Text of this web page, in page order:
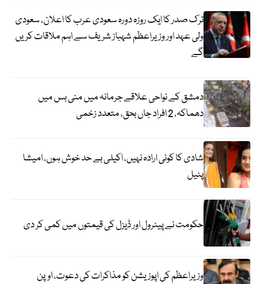
ترک صدر کا ایک روزہ دورہ سعودی عرب کا اعلان، سعودی
ولی عہد اور وزیراعظم شہباز شریف سے اہم ملاقات کریں
گے
دمشق کے نواحی علاقے جرمانہ میں منی بس میں
دھماکہ، 2 افراد جاں بحق، متعدد زخمی
شادی کا کوئی ارادہ نہیں، اکیلی بے حد خوش ہوں، امیشا
پٹیل
حکومت نے پیٹرول اور ڈیزل کی قیمتوں میں کمی کر دی
وزیراعظم کی اپوزیشن کو مذاکرات کی دعوت، اوپن